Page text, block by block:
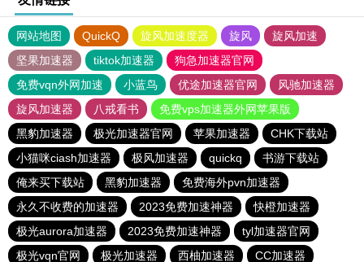
网站地图 QuickQ 旋风加速度器 旋风
旋风加速
坚果加速器
tiktok加速器
狗急加速器官网
免费vqn外网加速
小蓝鸟 优途加速器官网
风驰加速器
旋风加速器
八戒看书
免费vps加速器外网苹果版
黑豹加速器
极光加速器官网 苹果加速器
CHK下载站
小猫咪ciash加速器
极风加速器 quickq
书游下载站
俺来买下载站
黑豹加速器
免费海外pvn加速器
永久不收费的加速器
2023免费加速神器
快橙加速器
极光aurora加速器
2023免费加速神器
tyl加速器官网
极光vqn官网
极光加速器 西柚加速器 CC加速器